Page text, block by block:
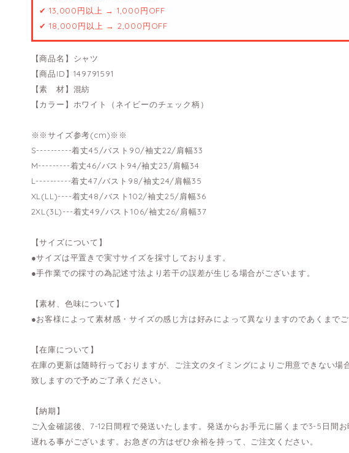
✔ 13,000円以上 → 1,000円OFF
✔ 18,000円以上 → 2,000円OFF
【商品名】シャツ
【商品ID】149791591
【素 材】混紡
【カラー】ホワイト（ネイビーのチェック柄）
※※サイズ参考(cm)※※
S----------着丈45/バスト90/袖丈22/肩幅33
M---------着丈46/バスト94/袖丈23/肩幅34
L----------着丈47/バスト98/袖丈24/肩幅35
XL(LL)----着丈48/バスト102/袖丈25/肩幅36
2XL(3L)---着丈49/バスト106/袖丈26/肩幅37
【サイズについて】
●サイズは平置きで実寸サイズを採寸しております。
●手作業での採寸の為記述寸法より若干の誤差が生じる場合がございます。
【素材、色味について】
●お客様によって素材感・サイズの感じ方は好みによって異なりますのであくまで
【在庫について】
在庫の更新は随時行っておりますが、ご注文のタイミングによりご用意できない
致しますので予めご了承ください。
【納期】
ご入金確認後、7-12日間程で発送いたします。発送からお手元に届くまで3-5日間
遅れる事がございます。お急ぎの方はぜひ余裕を持って、ご注文ください。